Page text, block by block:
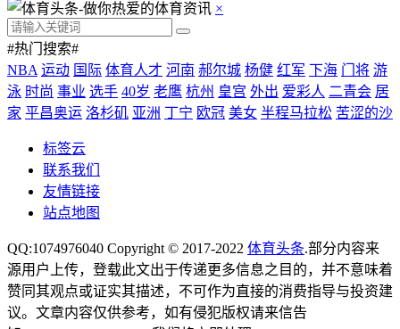
×
#热门搜索#
NBA 运动 国际 体育人才 河南 郝尔城 杨健 红军 下海 门将 游
泳 时尚 事业 选手 40岁 老鹰 杭州 皇宫 外出 爱彩人 二青会 居
家 平昌奥运 洛杉矶 亚洲 丁宁 欧冠 美女 半程马拉松 苦涩的沙
标签云
联系我们
友情链接
站点地图
QQ:1074976040 Copyright © 2017-2022 体育头条.部分内容来
源用户上传，登载此文出于传递更多信息之目的，并不意味着
赞同其观点或证实其描述，不可作为直接的消费指导与投资建
议。文章内容仅供参考，如有侵犯版权请来信告